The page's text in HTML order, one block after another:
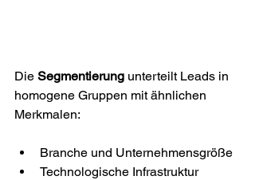
Die Segmentierung unterteilt Leads in
homogene Gruppen mit ähnlichen
Merkmalen:
Branche und Unternehmensgröße
Technologische Infrastruktur